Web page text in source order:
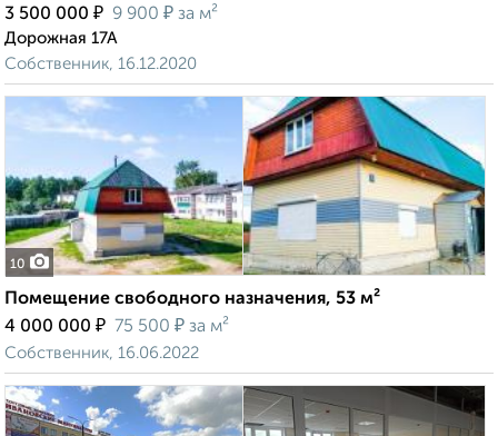
3 500 000 ₽ 9 900 ₽ за м²
Дорожная 17А
Собственник, 16.12.2020
10
Помещение свободного назначения, 53 м²
4 000 000 ₽ 75 500 ₽ за м²
Собственник, 16.06.2022